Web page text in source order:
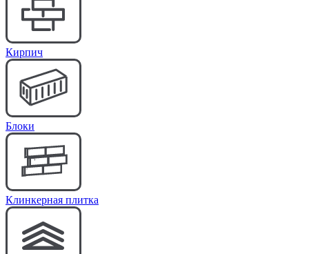
Кирпич
Блоки
Клинкерная плитка